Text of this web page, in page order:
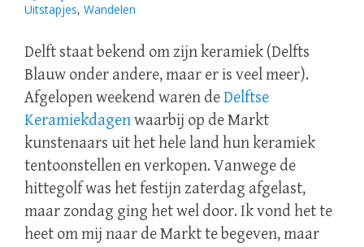
Uitstapjes, Wandelen
Delft staat bekend om zijn keramiek (Delfts
Blauw onder andere, maar er is veel meer).
Afgelopen weekend waren deDelftse
Keramiekdagenwaarbij op de Markt
kunstenaars uit het hele land hun keramiek
tentoonstellen en verkopen. Vanwege de
hittegolf was het festijn zaterdag afgelast,
maar zondag ging het wel door. Ik vond het te
heet om mij naar de Markt te begeven, maar